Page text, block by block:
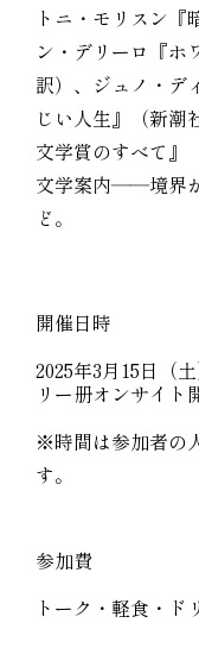
トニ・モリスン『
ン・デリーロ『ホ
訳）、ジュノ・デ
じい人生』（新潮
文学賞のすべて』
文学案内――境界
ど。
開催日時
2025年3月15日（
リー册オンサイト
※時間は参加者の
す。
参加費
トーク・軽食・ド